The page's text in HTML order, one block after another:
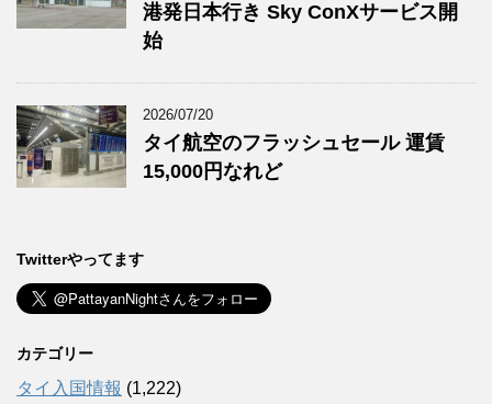
港発日本行き Sky ConXサービス開
始
2026/07/20
タイ航空のフラッシュセール 運賃
15,000円なれど
Twitterやってます
カテゴリー
タイ入国情報 (1,222)